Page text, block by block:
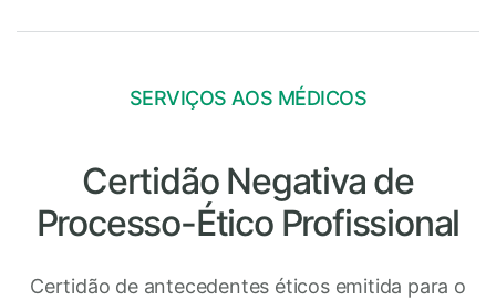
SERVIÇOS AOS MÉDICOS
Certidão Negativa de
Processo-Ético Profissional
Certidão de antecedentes éticos emitida para o